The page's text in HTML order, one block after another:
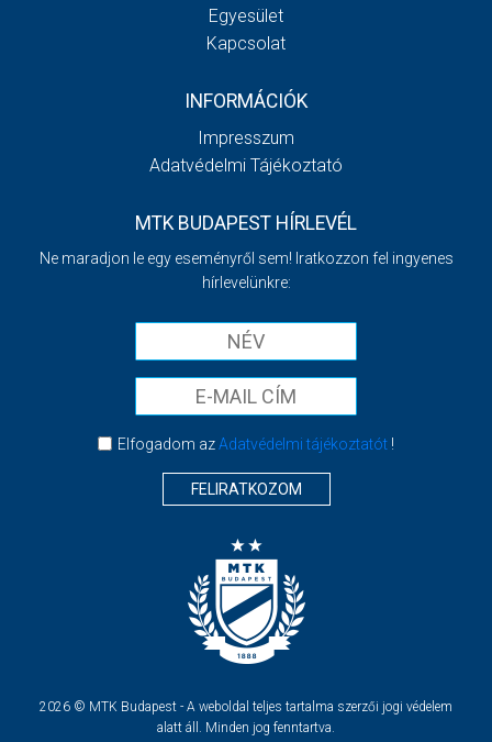
Egyesület
Kapcsolat
INFORMÁCIÓK
Impresszum
Adatvédelmi Tájékoztató
MTK BUDAPEST HÍRLEVÉL
Ne maradjon le egy eseményről sem! Iratkozzon fel ingyenes
hírlevelünkre:
Elfogadom azAdatvédelmi tájékoztatót!
FELIRATKOZOM
2026 © MTK Budapest - A weboldal teljes tartalma szerzői jogi védelem
alatt áll. Minden jog fenntartva.